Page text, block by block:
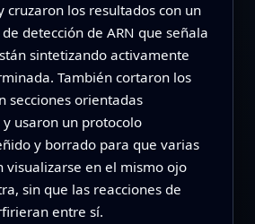
cruzaron los resultados con un
detección de ARN que señala
sintetizando activamente
También cortaron los
secciones orientadas
usaron un protocolo
y borrado para que varias
visualizarse en el mismo ojo
sin que las reacciones de
entre sí.